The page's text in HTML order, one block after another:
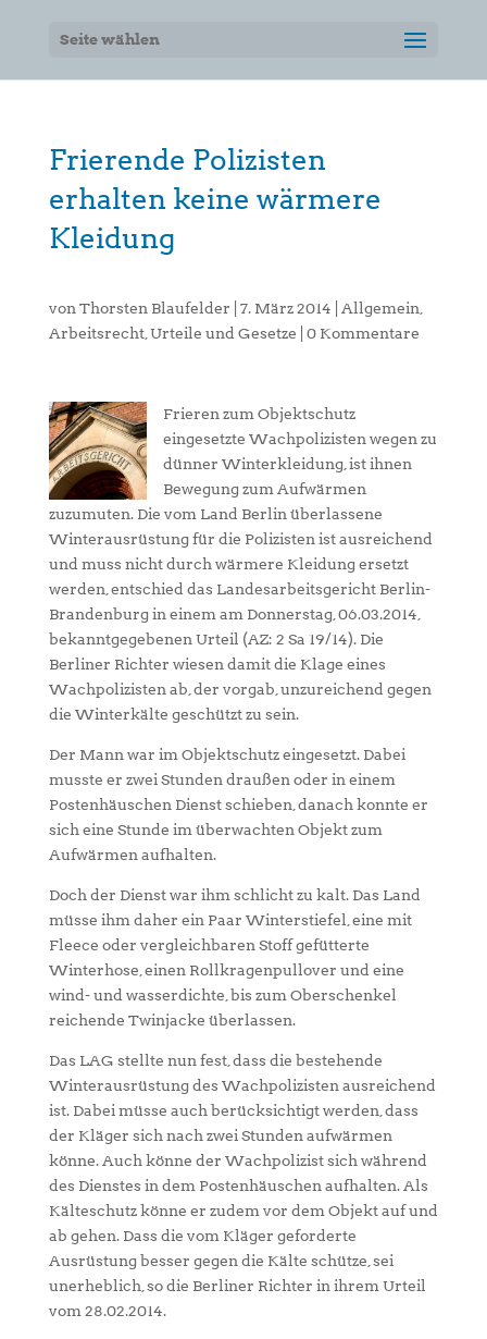
Seite wählen
Frierende Polizisten
erhalten keine wärmere
Kleidung
von Thorsten Blaufelder 7. März 2014 Allgemein
Arbeitsrecht, Urteile und Gesetze 0 Kommentare
Frieren zum Objektschutz
eingesetzte Wachpolizisten wegen zu
dünner Winterkleidung, ist ihnen
Bewegung zum Aufwärmen
zuzumuten. Die vom Land Berlin überlassene
Winterausrüstung für die Polizisten ist ausreichend
und muss nicht durch wärmere Kleidung ersetzt
werden, entschied das Landesarbeitsgericht Berlin-
Brandenburg in einem am Donnerstag, 06.03.2014,
bekanntgegebenen Urteil (AZ: 2 Sa 19/14). Die
Berliner Richter wiesen damit die Klage eines
Wachpolizisten ab, der vorgab, unzureichend gegen
die Winterkälte geschützt zu sein.
Der Mann war im Objektschutz eingesetzt. Dabei
musste er zwei Stunden draußen oder in einem
Postenhäuschen Dienst schieben, danach konnte er
sich eine Stunde im überwachten Objekt zum
Aufwärmen aufhalten.
Doch der Dienst war ihm schlicht zu kalt. Das Land
müsse ihm daher ein Paar Winterstiefel, eine mit
Fleece oder vergleichbaren Stoff gefütterte
Winterhose, einen Rollkragenpullover und eine
wind- und wasserdichte, bis zum Oberschenkel
reichende Twinjacke überlassen.
Das LAG stellte nun fest, dass die bestehende
Winterausrüstung des Wachpolizisten ausreichend
ist. Dabei müsse auch berücksichtigt werden, dass
der Kläger sich nach zwei Stunden aufwärmen
könne. Auch könne der Wachpolizist sich während
des Dienstes in dem Postenhäuschen aufhalten. Als
Kälteschutz könne er zudem vor dem Objekt auf und
ab gehen. Dass die vom Kläger geforderte
Ausrüstung besser gegen die Kälte schütze, sei
unerheblich, so die Berliner Richter in ihrem Urteil
vom 28.02.2014.